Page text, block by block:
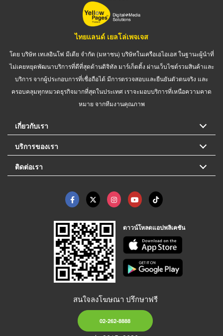
ไทยแลนด์ เยลโล่เพจเจส
โดย บริษัท เทเลอินโฟ มีเดีย จำกัด (มหาชน) บริษัทในเครือเอไอเอส ในฐานะผู้นำที่
ไม่เคยหยุดพัฒนาบริการที่ดีที่สุดด้านดิจิทัล มาร์เก็ตติ้ง ผ่านเว็บไซต์รวมสินค้าและ
บริการ จากผู้ประกอบการที่เชื่อถือได้ มีการตรวจสอบและยืนยันตัวตนจริง และ
ครอบคลุมทุกหมวดธุรกิจมากที่สุดในประเทศ เราจะมอบบริการที่เหนือความคาด
หมาย จากทีมงานคุณภาพ
เกี่ยวกับเรา
บริการของเรา
ติดต่อเรา
ดาวน์โหลดแอปพลิเคชัน
สนใจลงโฆษณา ปรึกษาฟรี
02-262-8888